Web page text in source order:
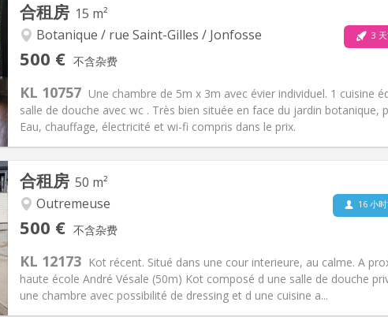
独立
厨房:独立（单独房间）
面积:60 m 2
温馨, 安静, 学习氛围
无障碍通道:
合租房 15 m²
Botanique / rue Saint-Gilles / Jonfosse
500 € 不含杂费
3
KL 10757 Une chambre de 5m x 3m avec évier individuel. 1 cuisine
salle de douche avec wc . Très bien située en face du jardin botanique,
Eau, chauffage, électricité et wi-fi compris dans le prix.
厨房:共用
面积:15 m 2
合租房 50 m²
Outremeuse
500 € 不含杂费
16 小
KL 12173 Kot récent. Situé dans une cour interieure, au calme. A
haute école André Vésale (50m) Kot composé d une salle de douche
une chambre avec possibilité de dressing et d une cuisine a...